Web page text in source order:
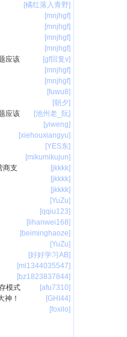
[橘红落入青野]
[mnjhgf]
[mnjhgf]
[mnjhgf]
[mnjhgf]
[gf回复v]
应该
[mnjhgf]
[mnjhgf]
[fuwu8]
[朝夕]
[池州老_阮]
应该
[yiweng]
[xiehouxiangyu]
[YES东]
[mikumikujun]
[jkkkk]
商支
[jkkkk]
[jkkkk]
[YuZu]
[qqiu123]
[lihanwei168]
[beiminghaoze]
[YuZu]
[好好学习AB]
[ml1344035547]
[bz1823837844]
[afu7310]
模式
[GHI44]
神！
[foxilo]